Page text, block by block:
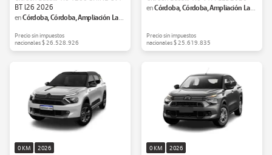
BT l26 2026
enCórdoba, Córdoba, Ampliación Las
Precio sin impuestos
nacionales$ 26.528.926
enCórdoba, Córdoba, Ampliación Las
Precio sin impuestos
nacionales$ 25.619.835
0 KM 2026 0 KM 2026